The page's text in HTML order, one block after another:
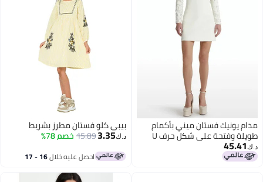
مدام يونيك فستان ميني بأكمام
طويلة وفتحة على شكل حرف U
مزين بالخرز والستراس بتصميم
عصري جديد
د.ك‏45.41
بيبي كلو فستان مطرز بشريط
د.ك‏3.35
15.89خصم 78%
احصل عليه خلال 16 - 17